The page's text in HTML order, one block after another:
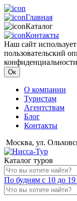
Главная
Каталог
Контакты
Наш сайт
пользовательский
Ок
О компании
Туристам
Агентствам
Блог
Контакты
Москва, ул.
Каталог туров
По будням с 10 до 19